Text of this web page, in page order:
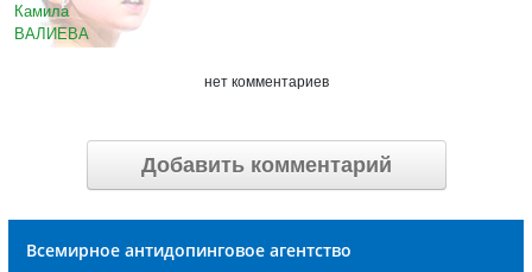
Камила
ВАЛИЕВА
нет комментариев
Добавить комментарий
Всемирное антидопинговое агентство